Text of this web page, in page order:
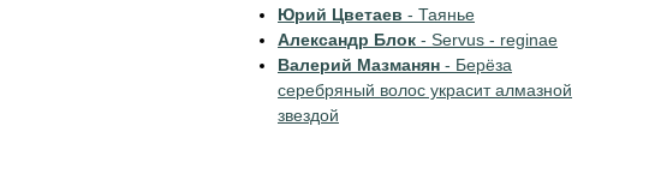
Юрий Цветаев - Таянье
Александр Блок - Servus - reginae
Валерий Мазманян - Берёза
серебряный волос украсит алмазной
звездой